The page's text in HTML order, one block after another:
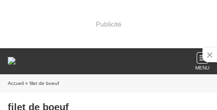
Publicité
MENU
Accueil » filet de boeuf
filet de boeuf